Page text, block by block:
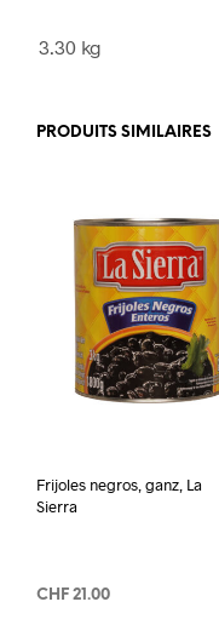
3.30 kg
PRODUITS SIMILAIRES
Frijoles negros, ganz, La
Sierra
CHF 21.00